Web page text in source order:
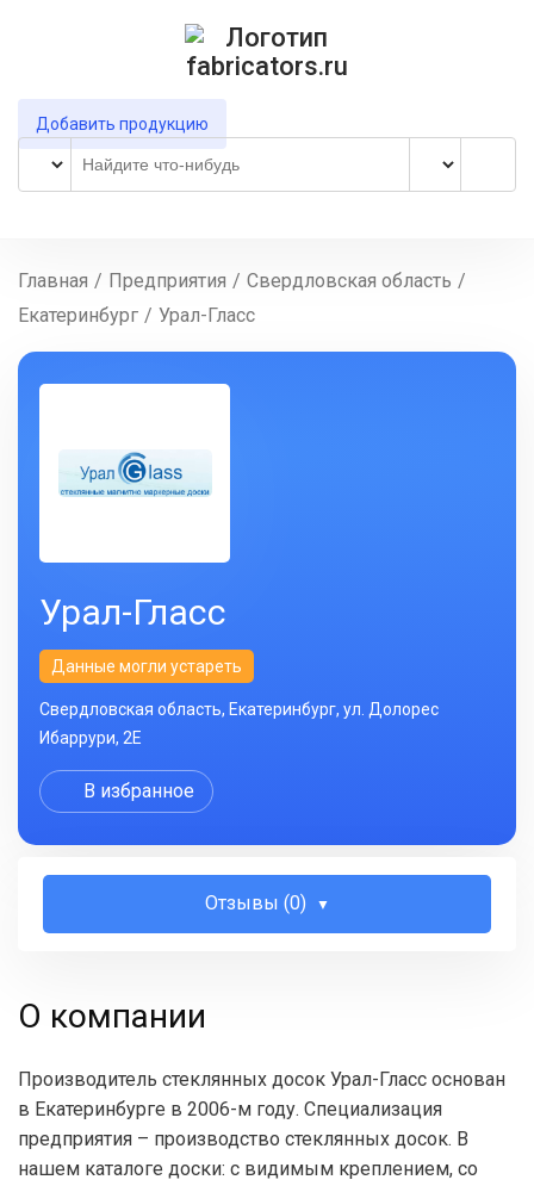
Добавить продукцию
Главная / Предприятия / Свердловская область /
Екатеринбург / Урал-Гласс
Урал-Гласс
Данные могли устареть
Свердловская область, Екатеринбург, ул. Долорес
Ибаррури, 2Е
В избранное
Отзывы (0)
О компании
Производитель стеклянных досок Урал-Гласс основан
в Екатеринбурге в 2006-м году. Специализация
предприятия – производство стеклянных досок. В
нашем каталоге доски: с видимым креплением, со